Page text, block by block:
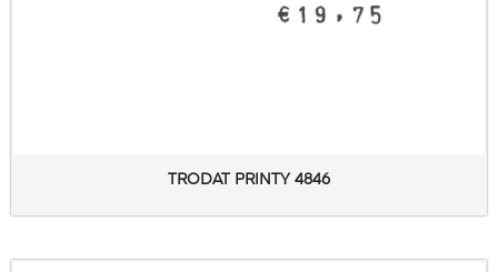
TRODAT PRINTY 4846